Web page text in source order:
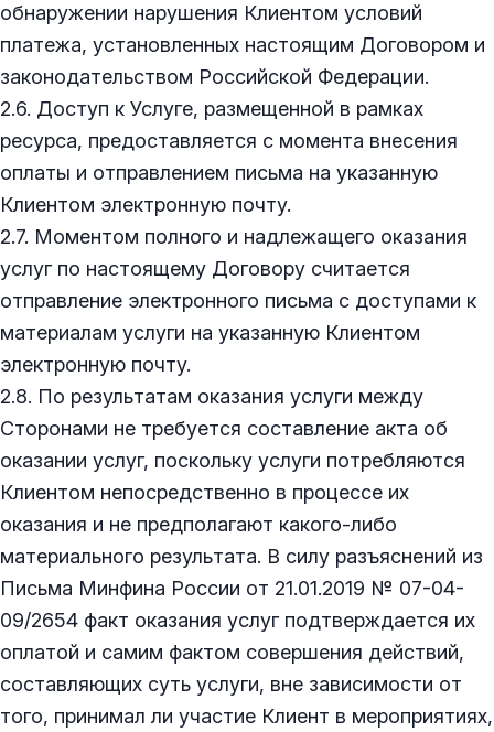
обнаружении нарушения Клиентом условий
платежа, установленных настоящим Договором и
законодательством Российской Федерации.
2.6. Доступ к Услуге, размещенной в рамках
ресурса, предоставляется с момента внесения
оплаты и отправлением письма на указанную
Клиентом электронную почту.
2.7. Моментом полного и надлежащего оказания
услуг по настоящему Договору считается
отправление электронного письма с доступами к
материалам услуги на указанную Клиентом
электронную почту.
2.8. По результатам оказания услуги между
Сторонами не требуется составление акта об
оказании услуг, поскольку услуги потребляются
Клиентом непосредственно в процессе их
оказания и не предполагают какого-либо
материального результата. В силу разъяснений из
Письма Минфина России от 21.01.2019 № 07-04-
09/2654 факт оказания услуг подтверждается их
оплатой и самим фактом совершения действий,
составляющих суть услуги, вне зависимости от
того, принимал ли участие Клиент в мероприятиях,